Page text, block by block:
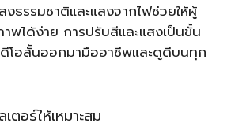
งธรรมชาติและแสงจากไฟช่วยให้ผู้
พได้ง่าย การปรับสีและแสงเป็นขั้น
โอสั้นออกมามืออาชีพและดูดีบนทุก
ตอร์ให้เหมาะสม